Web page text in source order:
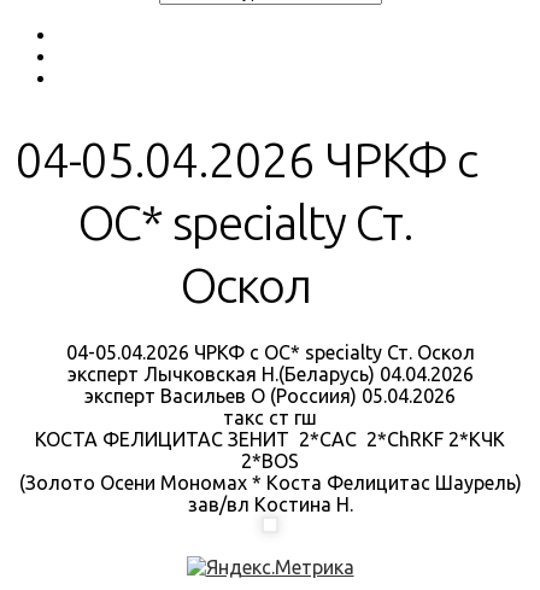
04-05.04.2026 ЧРКФ с
ОС* specialty Ст.
Оскол
04-05.04.2026 ЧРКФ с ОС* specialty Ст. Оскол
эксперт Лычковская Н.(Беларусь) 04.04.2026
эксперт Васильев О (Россиия) 05.04.2026
такс ст гш
КОСТА ФЕЛИЦИТАС ЗЕНИТ 2*CAC 2*ChRKF 2*КЧК
2*BOS
(Золото Осени Мономах * Коста Фелицитас Шаурель)
зав/вл Костина Н.